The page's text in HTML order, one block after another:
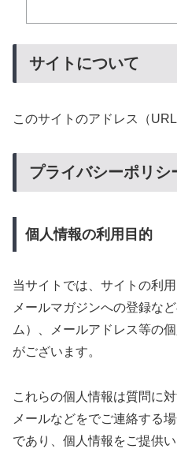
サイトについて
このサイトのアドレス（
プライバシーポリシ
個人情報の利用目的
当サイトでは、サイトの利
メールマガジンへの登録な
ム）、メールアドレス等の
がございます。
これらの個人情報は質問に
メールなどをでご連絡する
であり、個人情報をご提供